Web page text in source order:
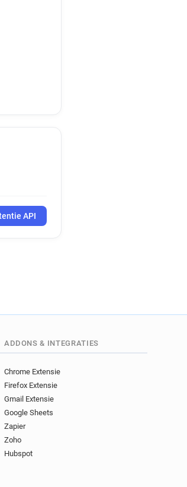
API
ADDONS & INTEGRATIES
Chrome Extensie
Firefox Extensie
Gmail Extensie
Google Sheets
Zapier
Zoho
Hubspot